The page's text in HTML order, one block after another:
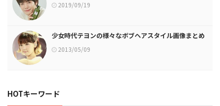
2019/09/19
少女時代テヨンの様々なボブヘアスタイル画像まとめ
2013/05/09
HOTキーワード